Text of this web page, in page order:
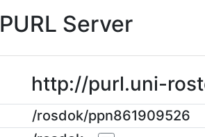
PURL Server
http://purl.uni-
/rosdok/ppn861909526